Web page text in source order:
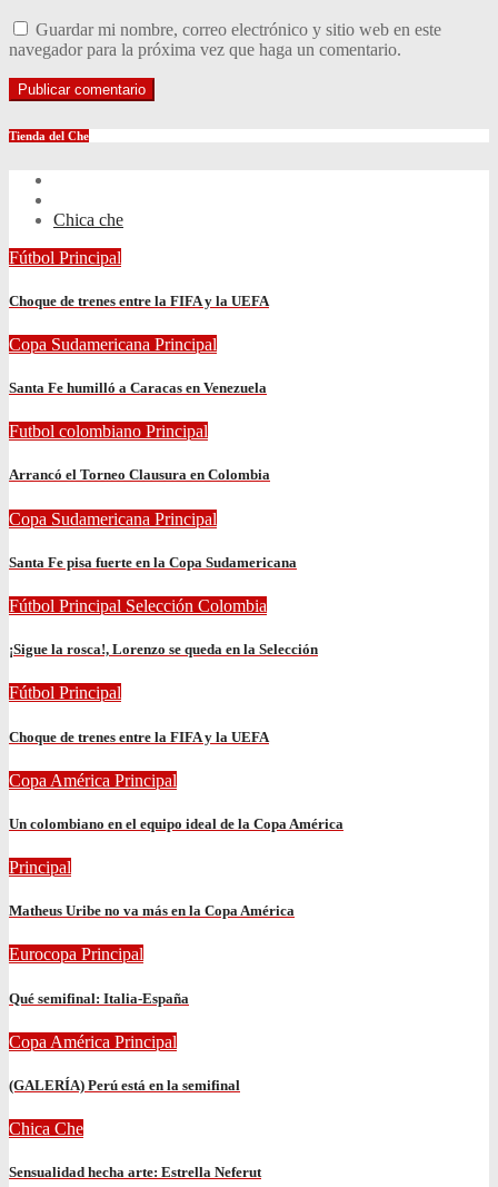
Guardar mi nombre, correo electrónico y sitio web en este
navegador para la próxima vez que haga un comentario.
Tienda del Che
Chica che
Fútbol Principal
Choque de trenes entre la FIFA y la UEFA
Copa Sudamericana Principal
Santa Fe humilló a Caracas en Venezuela
Futbol colombiano Principal
Arrancó el Torneo Clausura en Colombia
Copa Sudamericana Principal
Santa Fe pisa fuerte en la Copa Sudamericana
Fútbol Principal Selección Colombia
¡Sigue la rosca!, Lorenzo se queda en la Selección
Fútbol Principal
Choque de trenes entre la FIFA y la UEFA
Copa América Principal
Un colombiano en el equipo ideal de la Copa América
Principal
Matheus Uribe no va más en la Copa América
Eurocopa Principal
Qué semifinal: Italia-España
Copa América Principal
(GALERÍA) Perú está en la semifinal
Chica Che
Sensualidad hecha arte: Estrella Neferut